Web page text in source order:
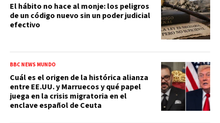
El hábito no hace al monje: los peligros
de un código nuevo sin un poder judicial
efectivo
BBC NEWS MUNDO
Cuál es el origen de la histórica alianza
entre EE.UU. y Marruecos y qué papel
juega en la crisis migratoria en el
enclave español de Ceuta